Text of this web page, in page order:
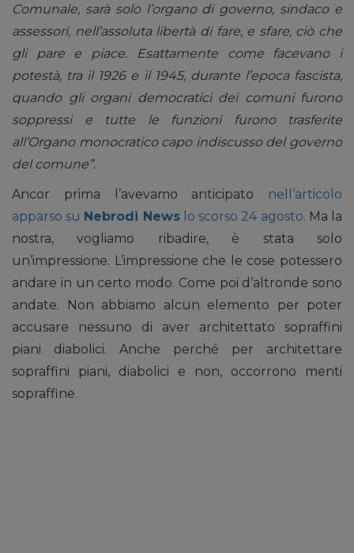
Comunale, sarà solo l’organo di governo, sindaco e
assessori, nell’assoluta libertà di fare, e sfare, ciò che
gli pare e piace. Esattamente come facevano i
potestà, tra il 1926 e il 1945, durante l’epoca fascista,
quando gli organi democratici dei comuni furono
soppressi e tutte le funzioni furono trasferite
all’Organo monocratico capo indiscusso del governo
del comune”.
Ancor prima l’avevamo anticipato
nell’articolo
apparso su Nebrodi Newslo scorso 24 agosto. Ma la
nostra, vogliamo ribadire, è stata solo
un’impressione. L’impressione che le cose potessero
andare in un certo modo. Come poi d’altronde sono
andate. Non abbiamo alcun elemento per poter
accusare nessuno di aver architettato sopraffini
piani diabolici. Anche perché per architettare
sopraffini piani, diabolici e non, occorrono menti
sopraffine.